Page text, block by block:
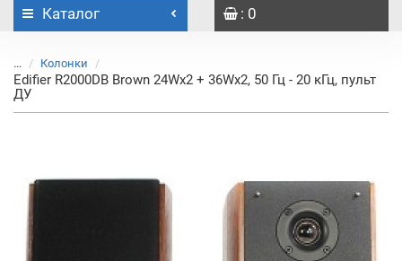
Каталог : 0
... Колонки
Edifier R2000DB Brown 24Wx2 + 36Wx2, 50 Гц - 20 кГц, пульт
ДУ